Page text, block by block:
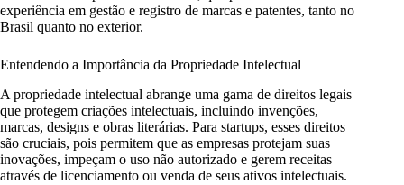
experiência em gestão e registro de marcas e patentes, tanto no
Brasil quanto no exterior.
Entendendo a Importância da Propriedade Intelectual
A propriedade intelectual abrange uma gama de direitos legais
que protegem criações intelectuais, incluindo invenções,
marcas, designs e obras literárias. Para startups, esses direitos
são cruciais, pois permitem que as empresas protejam suas
inovações, impeçam o uso não autorizado e gerem receitas
através de licenciamento ou venda de seus ativos intelectuais.